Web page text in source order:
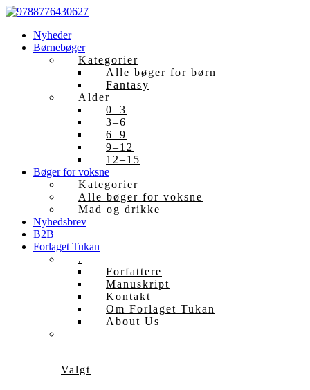
Skip
contentNyheder
Børnebøger
Kategorier
Alle bøger for børn
Fantasy
Alder
0–3
3–6
6–9
9–12
12–15
Bøger for voksne
Kategorier
Alle bøger for voksne
Mad og drikke
Nyhedsbrev
B2B
Forlaget Tukan
.
Forfattere
Manuskript
Kontakt
Om Forlaget Tukan
About Us
Valgt